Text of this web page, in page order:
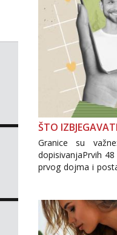
ŠTO
Granice su
dopisivanjaPrvih
prvog dojma i
Važno je izbjeći
informacija, jer
povjerenje.